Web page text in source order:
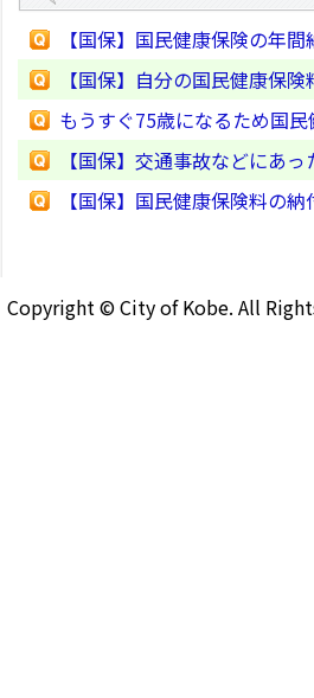
【国保】国民健康保険の年
【国保】自分の国民健康保
もうすぐ75歳になるため国
【国保】交通事故などにあ
【国保】国民健康保険料の
Copyright © City of Kobe. All